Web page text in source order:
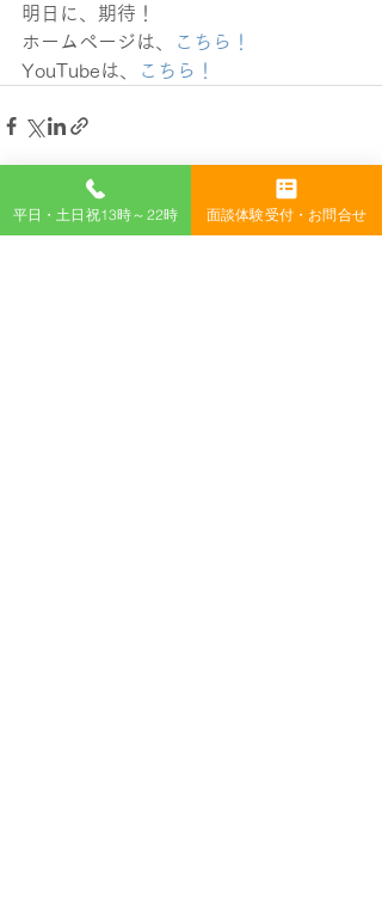
明日に、期待！
ホームページは、
こちら！
YouTubeは、
こちら！
最新記事 すべて表示
平日・土日祝13時～22時 面談体験受付・お問合せ